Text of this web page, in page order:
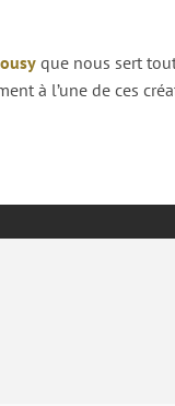
que nous sert
à l’une de ces